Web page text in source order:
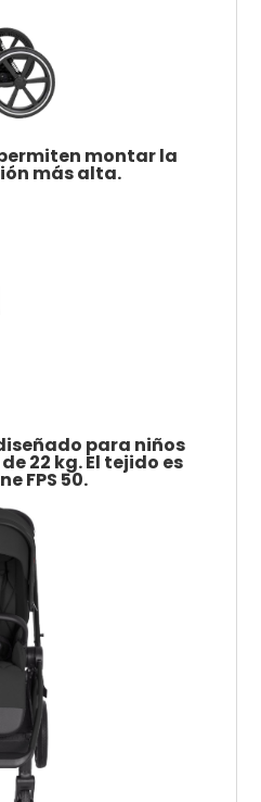
montar la
más alta.
para niños
22 kg. El tejido es
FPS 50.